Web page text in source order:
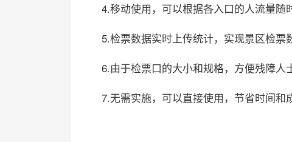
4.移动使用，可以根据各入口的人流量随
5.检票数据实时上传统计，实现景区检票
6.由于检票口的大小和规格，方便残障人
7.无需实施，可以直接使用，节省时间和